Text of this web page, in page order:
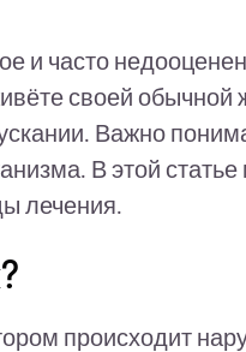
и часто
своей обычной
Важно
В этой
лечения.
происходит